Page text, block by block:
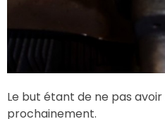
Le but étant de ne pas
prochainement.